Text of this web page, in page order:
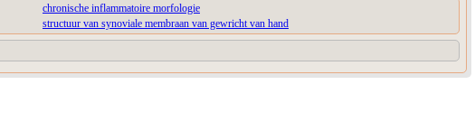
chronische inflammatoire morfologie
structuur van synoviale membraan van gewricht van hand